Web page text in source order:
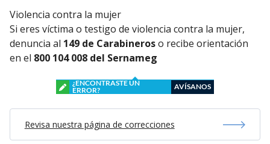
Violencia contra la mujer
Si eres víctima o testigo de violencia contra la mujer,
denuncia al 149 de Carabineroso recibe orientación
en el 800 104 008 del Sernameg
¿ENCONTRASTE UN
ERROR?
AVÍSANOS
Revisa nuestra página de correcciones